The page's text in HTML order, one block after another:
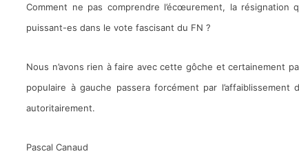
Comment ne pas comprendre l’écœurement, la
puissant-es dans le vote fascisant du FN ?
Nous n’avons rien à faire avec cette gôche et certainement
populaire à gauche passera forcément par
autoritairement.
Pascal Canaud